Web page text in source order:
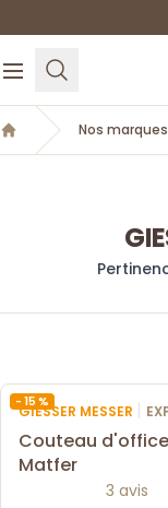
Ouvrir le menuRechercher
Accueil
Nos marques
- 15 %
GIESSER MESSER |
Couteau
Matfer
3 avis